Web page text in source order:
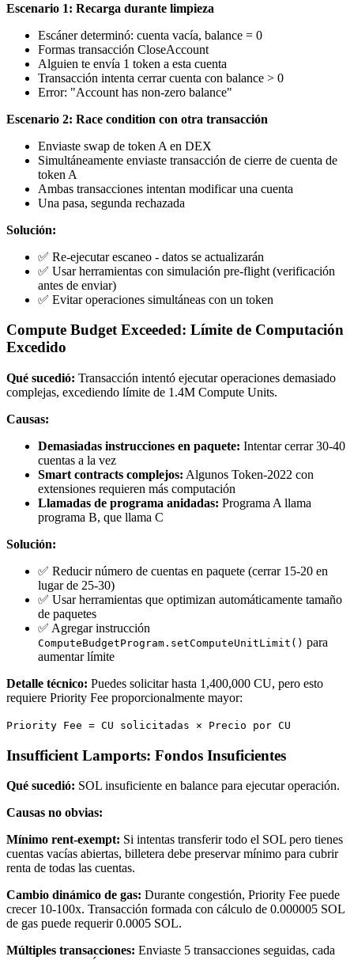
Escenario 1: Recarga durante limpieza
Escáner determinó: cuenta vacía, balance = 0
Formas transacción CloseAccount
Alguien te envía 1 token a esta cuenta
Transacción intenta cerrar cuenta con balance > 0
Error: "Account has non-zero balance"
Escenario 2: Race condition con otra transacción
Enviaste swap de token A en DEX
Simultáneamente enviaste transacción de cierre de cuenta de
token A
Ambas transacciones intentan modificar una cuenta
Una pasa, segunda rechazada
Solución:
✅ Re-ejecutar escaneo - datos se actualizarán
✅ Usar herramientas con simulación pre-flight (verificación
antes de enviar)
✅ Evitar operaciones simultáneas con un token
Compute Budget Exceeded: Límite de Computación
Excedido
Qué sucedió: Transacción intentó ejecutar operaciones demasiado
complejas, excediendo límite de 1.4M Compute Units.
Causas:
Demasiadas instrucciones en paquete: Intentar cerrar 30-40
cuentas a la vez
Smart contracts complejos: Algunos Token-2022 con
extensiones requieren más computación
Llamadas de programa anidadas: Programa A llama
programa B, que llama C
Solución:
✅ Reducir número de cuentas en paquete (cerrar 15-20 en
lugar de 25-30)
✅ Usar herramientas que optimizan automáticamente tamaño
de paquetes
✅ Agregar instrucción
ComputeBudgetProgram.setComputeUnitLimit() para
aumentar límite
Detalle técnico: Puedes solicitar hasta 1,400,000 CU, pero esto
requiere Priority Fee proporcionalmente mayor:
Priority Fee = CU solicitadas × Precio por CU
Insufficient Lamports: Fondos Insuficientes
Qué sucedió: SOL insuficiente en balance para ejecutar operación.
Causas no obvias:
Mínimo rent-exempt: Si intentas transferir todo el SOL pero tienes
cuentas vacías abiertas, billetera debe preservar mínimo para cubrir
renta de todas las cuentas.
Cambio dinámico de gas: Durante congestión, Priority Fee puede
crecer 10-100x. Transacción formada con cálculo de 0.000005 SOL
de gas puede requerir 0.0005 SOL.
Múltiples transacciones: Enviaste 5 transacciones seguidas, cada